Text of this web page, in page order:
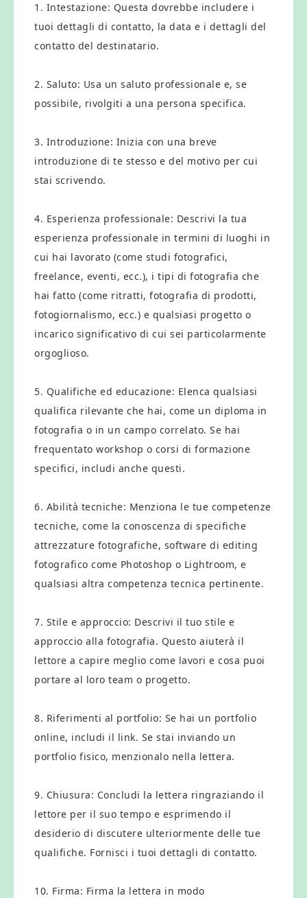
1. Intestazione: Questa dovrebbe includere i
tuoi dettagli di contatto, la data e i dettagli del
contatto del destinatario.
2. Saluto: Usa un saluto professionale e, se
possibile, rivolgiti a una persona specifica.
3. Introduzione: Inizia con una breve
introduzione di te stesso e del motivo per cui
stai scrivendo.
4. Esperienza professionale: Descrivi la tua
esperienza professionale in termini di luoghi in
cui hai lavorato (come studi fotografici,
freelance, eventi, ecc.), i tipi di fotografia che
hai fatto (come ritratti, fotografia di prodotti,
fotogiornalismo, ecc.) e qualsiasi progetto o
incarico significativo di cui sei particolarmente
orgoglioso.
5. Qualifiche ed educazione: Elenca qualsiasi
qualifica rilevante che hai, come un diploma in
fotografia o in un campo correlato. Se hai
frequentato workshop o corsi di formazione
specifici, includi anche questi.
6. Abilità tecniche: Menziona le tue competenze
tecniche, come la conoscenza di specifiche
attrezzature fotografiche, software di editing
fotografico come Photoshop o Lightroom, e
qualsiasi altra competenza tecnica pertinente.
7. Stile e approccio: Descrivi il tuo stile e
approccio alla fotografia. Questo aiuterà il
lettore a capire meglio come lavori e cosa puoi
portare al loro team o progetto.
8. Riferimenti al portfolio: Se hai un portfolio
online, includi il link. Se stai inviando un
portfolio fisico, menzionalo nella lettera.
9. Chiusura: Concludi la lettera ringraziando il
lettore per il suo tempo e esprimendo il
desiderio di discutere ulteriormente delle tue
qualifiche. Fornisci i tuoi dettagli di contatto.
10. Firma: Firma la lettera in modo